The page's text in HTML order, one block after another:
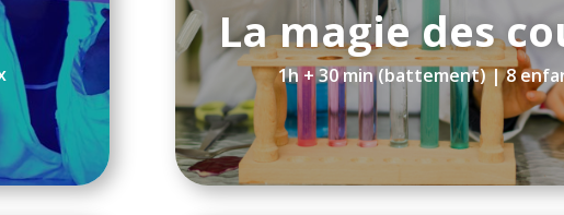
La magie des
1h + 30 min (battement) | 8